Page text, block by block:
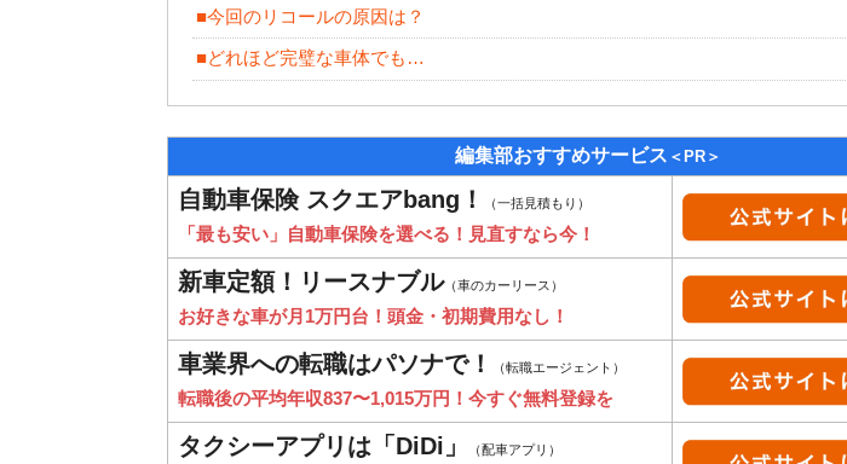
■今回のリコールの原因は？
■どれほど完璧な車体でも…
編集部おすすめサービス ＜PR＞
自動車保険 スクエアbang！ （一括見積もり）
「最も安い」自動車保険を選べる！見直すなら今！
新車定額！リースナブル（車のカーリース）
お好きな車が月1万円台！頭金・初期費用なし！
車業界への転職はパソナで！ （転職エージェント）
転職後の平均年収837〜1,015万円！今すぐ無料登録を
タクシーアプリは「DiDi」 （配車アプリ）